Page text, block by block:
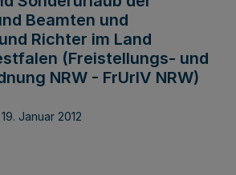
Beamten und
Richter im Land
(Freistellungs- und
NRW - FrUrlV NRW)
Januar 2012